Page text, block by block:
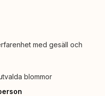
med gesäll och
blommor